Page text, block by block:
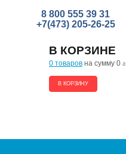
8 800 555 39 31
+7(473) 205-26-25
В КОРЗИНЕ
0 товаров на сумму 0 a
В КОРЗИНУ